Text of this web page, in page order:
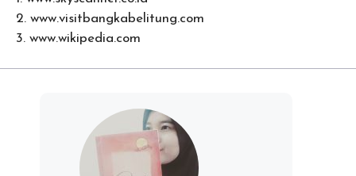
2. www.visitbangkabelitung.com
3. www.wikipedia.com